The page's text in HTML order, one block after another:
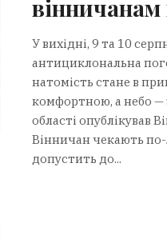
вінничанам
У вихідні, 9 та 10
антициклональна
натомість стане в
комфортною, а небо —
області опублікував
Вінничан чекають
допустить до...